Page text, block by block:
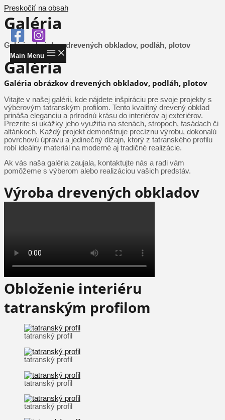
Preskočiť na obsah
Main Menu
Galéria
Galéria obrázkov drevených obkladov, podláh, plotov
Galéria
Galéria obrázkov drevených obkladov, podláh, plotov
Vitajte v našej galérii, kde nájdete inšpiráciu pre svoje projekty s
výberovým tatranským profilom. Tento kvalitný drevený obklad
prináša eleganciu a prírodnú krásu do interiérov aj exteriérov.
Prezrite si ukážky jeho využitia na stenách, stropoch, fasádach či
altánkoch. Každý projekt demonštruje precíznu výrobu, dokonalú
povrchovú úpravu a jedinečný dizajn, ktorý z tatranského profilu
robí ideálny materiál na moderné aj tradičné realizácie.
Ak vás naša galéria zaujala, kontaktujte nás a radi vám
pomôžeme s výberom alebo realizáciou vašich predstáv.
Výroba drevených obkladov
Obloženie interiéru
tatranským profilom
tatranský profil
tatranský profil
tatranský profil
tatranský profil